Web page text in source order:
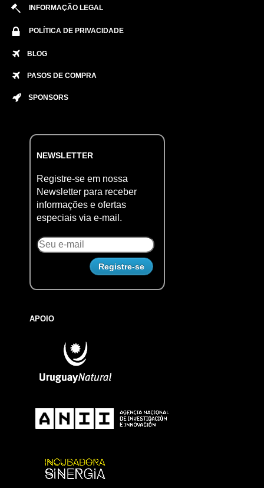
INFORMAÇÃO LEGAL
POLÍTICA DE PRIVACIDADE
BLOG
PASOS DE COMPRA
SPONSORS
NEWSLETTER
Registre-se em nossa
Newsletter para receber
informações e ofertas
especiais via e-mail.
APOIO